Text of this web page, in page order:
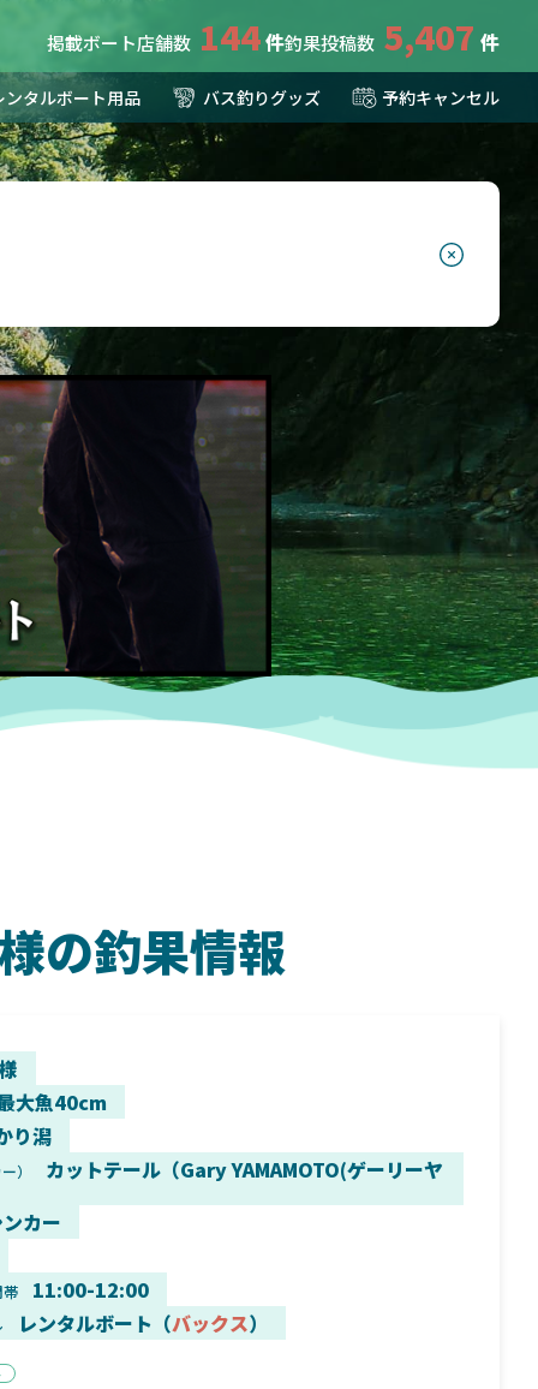
掲載ボート店舗数 144 釣果投稿数 5,407
ンタルボート用品 バス釣りグッズ 予約キャンセル
の釣果情報
大魚40cm
り潟
）
カットテール（Gary YAMAMOTO(ゲーリーヤ
カー
帯 11:00-12:00
レンタルボート（バックス）
／ちび
解説！
2025年2月2日